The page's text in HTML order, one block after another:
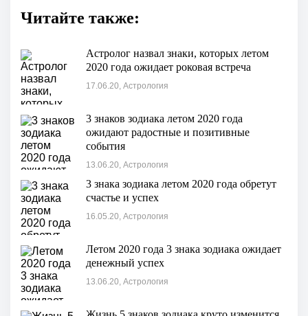
Читайте также:
Астролог назвал знаки, которых летом
2020 года ожидает роковая встреча
17.06.20, Астрология
3 знаков зодиака летом 2020 года
ожидают радостные и позитивные
события
13.06.20, Астрология
3 знака зодиака летом 2020 года обретут
счастье и успех
16.05.20, Астрология
Летом 2020 года 3 знака зодиака ожидает
денежный успех
13.06.20, Астрология